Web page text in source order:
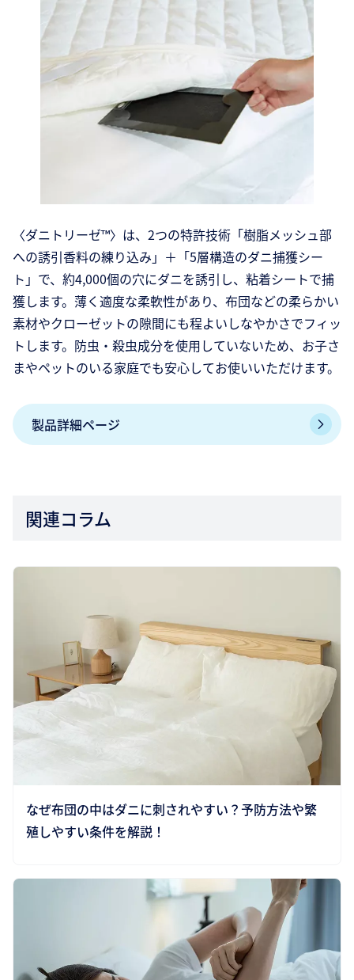
〈ダニトリーゼ™〉は、2つの特許技術「樹脂メッシュ部
への誘引香料の練り込み」＋「5層構造のダニ捕獲シー
ト」で、約4,000個の穴にダニを誘引し、粘着シートで捕
獲します。薄く適度な柔軟性があり、布団などの柔らかい
素材やクローゼットの隙間にも程よいしなやかさでフィッ
トします。防虫・殺虫成分を使用していないため、お子さ
まやペットのいる家庭でも安心してお使いいただけます。
製品詳細ページ
関連コラム
なぜ布団の中はダニに刺されやすい？予防方法や繁
殖しやすい条件を解説！